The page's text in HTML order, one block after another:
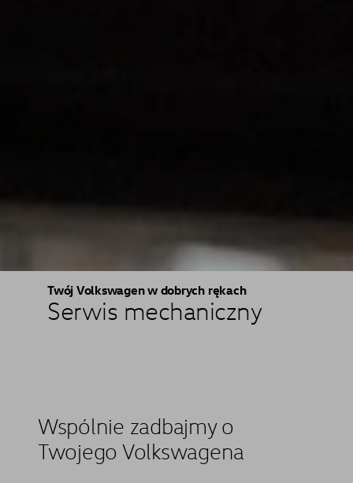
Twój Volkswagen w dobrych rękach
Serwis mechaniczny
Wspólnie zadbajmy o
Twojego Volkswagena